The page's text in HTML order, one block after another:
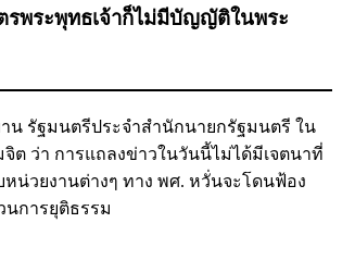
พระพุทธเจ้าก็ไม่มีบัญญัติในพระ
น รัฐมนตรีประจำสำนักนายกรัฐมนตรี ใน
ต ว่า การแถลงข่าวในวันนี้ไม่ได้มีเจตนาที่
น่วยงานต่างๆ ทาง พศ. หวั่นจะโดนฟ้อง
นการยุติธรรม